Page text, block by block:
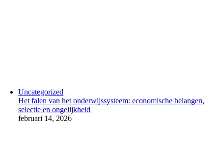
Uncategorized
Het falen van het onderwijssysteem: economische belangen,
selectie en ongelijkheid
februari 14, 2026